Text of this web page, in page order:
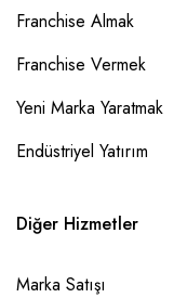
Franchise Almak
Franchise Vermek
Yeni Marka Yaratmak
Endüstriyel Yatırım
Diğer Hizmetler
Marka Satışı